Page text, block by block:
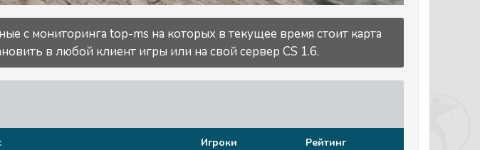
с мониторинга top-ms на которых в текущее время стоит карта
в любой клиент игры или на свой сервер CS 1.6.
Игроки
Рейтинг